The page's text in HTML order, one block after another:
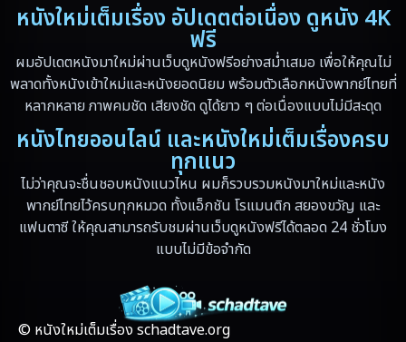
Family ครอบครัว
Fantasy จินตนาการ (89)
Fantasy แฟนตาซี (4)
Gothic
หนังใหม่เต็มเรื่อง อัปเดตต่อเนื่อง ดูหนัง 4K
ฟรี
ผมอัปเดตหนังมาใหม่ผ่านเว็บดูหนังฟรีอย่างสม่ำเสมอ เพื่อให้คุณไม่
พลาดทั้งหนังเข้าใหม่และหนังยอดนิยม พร้อมตัวเลือกหนังพากย์ไทยที่
หลากหลาย ภาพคมชัด เสียงชัด ดูได้ยาว ๆ ต่อเนื่องแบบไม่มีสะดุด
หนังไทยออนไลน์ และหนังใหม่เต็มเรื่องครบ
ทุกแนว
ไม่ว่าคุณจะชื่นชอบหนังแนวไหน ผมก็รวบรวมหนังมาใหม่และหนัง
พากย์ไทยไว้ครบทุกหมวด ทั้งแอ็กชัน โรแมนติก สยองขวัญ และ
แฟนตาซี ให้คุณสามารถรับชมผ่านเว็บดูหนังฟรีได้ตลอด 24 ชั่วโมง
แบบไม่มีข้อจำกัด
© หนังใหม่เต็มเรื่อง schadtave.org